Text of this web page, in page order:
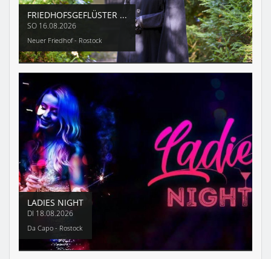
FRIEDHOFSGEFLÜSTER ...
SO 16.08.2026
Neuer Friedhof - Rostock
LADIES NIGHT
DI 18.08.2026
Da Capo - Rostock